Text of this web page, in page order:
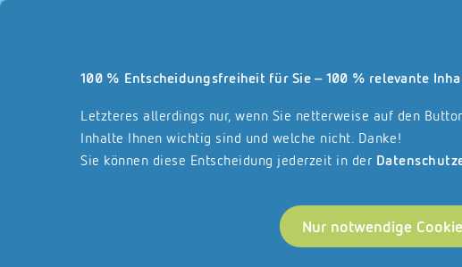
100 % Entscheidungsfreiheit für Sie – 100 % relevante
Letzteres allerdings nur, wenn Sie netterweise auf den
Inhalte Ihnen wichtig sind und welche nicht. Danke!
Sie können diese Entscheidung jederzeit in der
Nur notwendige
Startseite
Leistungsbereiche Über REISSWOLF Franchise
Ihr Sofort-Kontakt.